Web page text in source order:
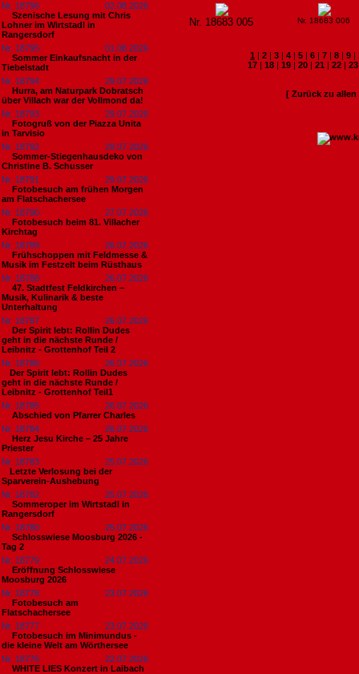
Nr. 18796
02.08.2026
Szenische Lesung mit Chris
Lohner im Wirtstadl in
Rangersdorf
Nr. 18795
01.08.2026
Sommer Einkaufsnacht in der
Tiebelstadt
Nr. 18794
29.07.2026
Hurra, am Naturpark Dobratsch
über Villach war der Vollmond da!
Nr. 18793
29.07.2026
Fotogruß von der Piazza Unita
in Tarvisio
Nr. 18792
29.07.2026
Sommer-Stiegenhausdeko von
Christine B. Schusser
Nr. 18791
29.07.2026
Fotobesuch am frühen Morgen
am Flatschachersee
Nr. 18790
27.07.2026
Fotobesuch beim 81. Villacher
Kirchtag
Nr. 18789
26.07.2026
Frühschoppen mit Feldmesse &
Musik im Festzelt beim Rüsthaus
Nr. 18788
26.07.2026
47. Stadtfest Feldkirchen –
Musik, Kulinarik & beste
Unterhaltung
Nr. 18787
26.07.2026
Der Spirit lebt: Rollin Dudes
geht in die nächste Runde /
Leibnitz - Grottenhof Teil 2
Nr. 18786
26.07.2026
​Der Spirit lebt: Rollin Dudes
geht in die nächste Runde /
Leibnitz - Grottenhof Teil1
Nr. 18785
26.07.2026
Abschied von Pfarrer Charles
Nr. 18784
26.07.2026
Herz Jesu Kirche – 25 Jahre
Priester
Nr. 18783
25.07.2026
​Letzte Verlosung bei der
Sparverein-Aushebung
Nr. 18782
25.07.2026
Sommeroper im Wirtstadl in
Rangersdorf
Nr. 18780
25.07.2026
Schlosswiese Moosburg 2026 -
Tag 2
Nr. 18779
24.07.2026
Eröffnung Schlosswiese
Moosburg 2026
Nr. 18778
23.07.2026
Fotobesuch am
Flatschachersee
Nr. 18777
23.07.2026
Fotobesuch im Minimundus -
die kleine Welt am Wörthersee
Nr. 18776
22.07.2026
WHITE LIES Konzert in Laibach
Nr. 18683 005 Nr. 18683 006
1 | 2 | 3 | 4 | 5 | 6 | 7 | 8 | 9 |
17 |18 |19 |20 |21 |22 |23
[ Zurück zu